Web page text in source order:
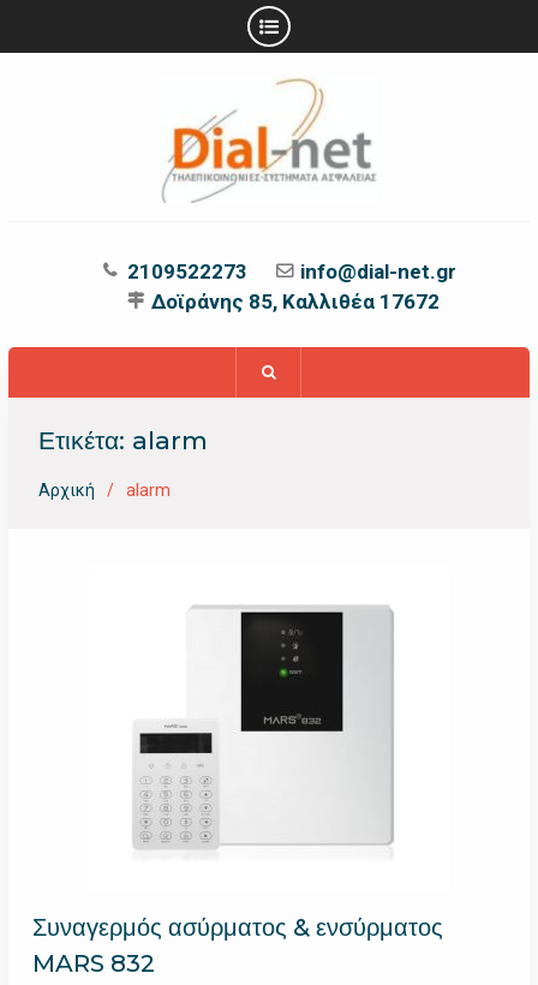
2109522273
info@dial-net.gr
Δοϊράνης 85, Καλλιθέα 17672
Ετικέτα: alarm
Αρχική alarm
Συναγερμός ασύρματος & ενσύρματος
MARS 832